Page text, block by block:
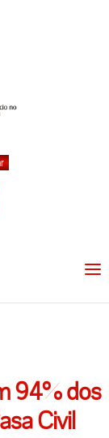
94% dos
Civil